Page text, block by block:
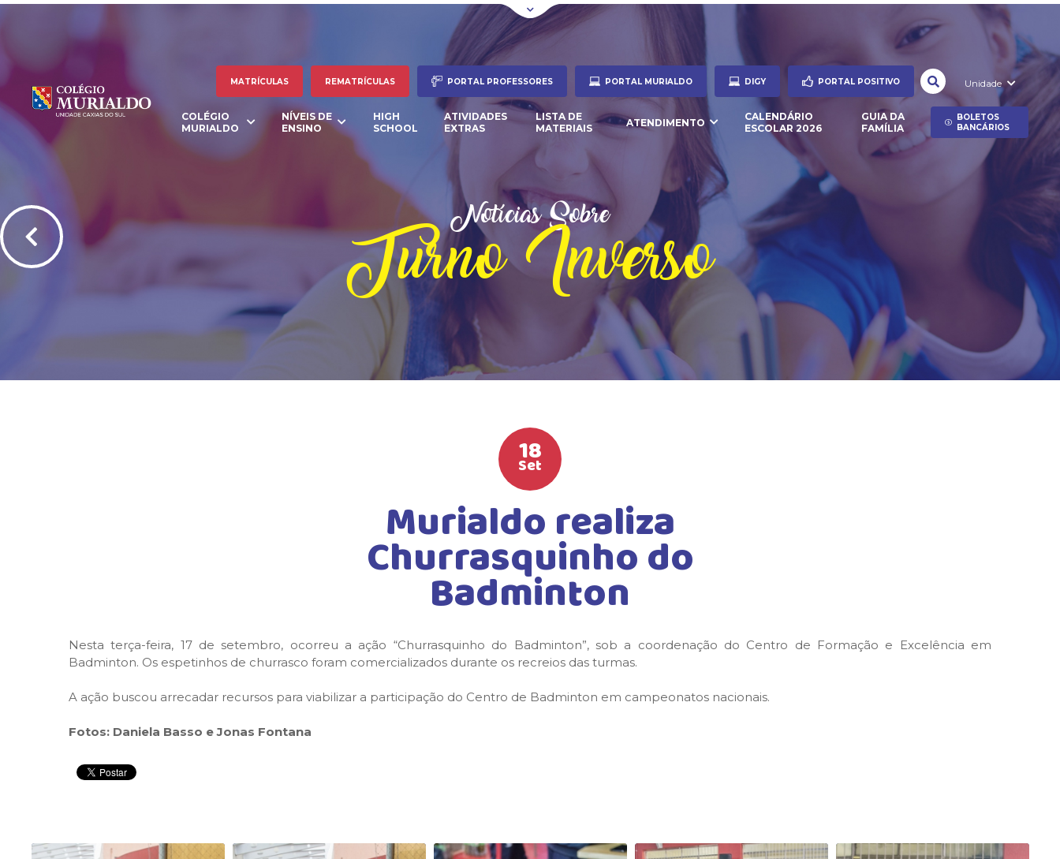
MATRÍCULAS REMATRÍCULAS PORTAL PROFESSORES PORTAL MURIALDO DIGY PORTAL POSITIVO Unidade
COLÉGIO
MURIALDO
NÍVEIS DE
ENSINO
HIGH
SCHOOL
ATIVIDADES
EXTRAS
LISTA DE
MATERIAIS
ATENDIMENTO
CALENDÁRIO
ESCOLAR 2026
GUIA DA
FAMÍLIA
BOLETOS
BANCÁRIOS
Notícias Sobre
Turno Inverso
18
Set
Murialdo realiza
Churrasquinho do
Badminton
Nesta terça-feira, 17 de setembro, ocorreu a ação “Churrasquinho do Badminton”, sob a coordenação do Centro de Formação e Excelência em
Badminton. Os espetinhos de churrasco foram comercializados durante os recreios das turmas.
A ação buscou arrecadar recursos para viabilizar a participação do Centro de Badminton em campeonatos nacionais.
Fotos: Daniela Basso e Jonas Fontana